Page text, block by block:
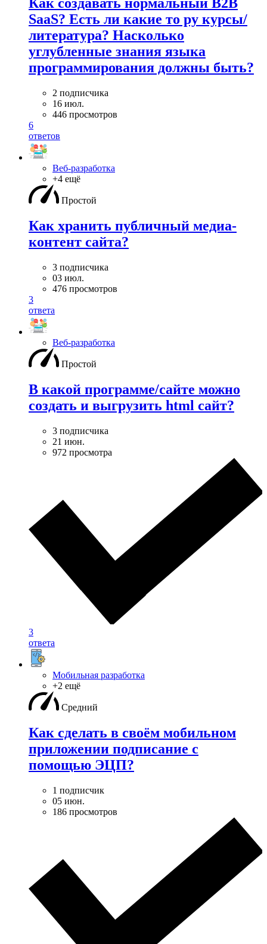
Как создавать нормальный B2B
SaaS? Есть ли какие то ру курсы/
литература? Насколько
углубленные знания языка
программирования должны быть?
2 подписчика
16 июл.
446 просмотров
6
ответов
Веб-разработка
+4 ещё
Простой
Как хранить публичный медиа-
контент сайта?
3 подписчика
03 июл.
476 просмотров
3
ответа
Веб-разработка
Простой
В какой программе/сайте можно
создать и выгрузить html сайт?
3 подписчика
21 июн.
972 просмотра
3
ответа
Мобильная разработка
+2 ещё
Средний
Как сделать в своём мобильном
приложении подписание с
помощью ЭЦП?
1 подписчик
05 июн.
186 просмотров